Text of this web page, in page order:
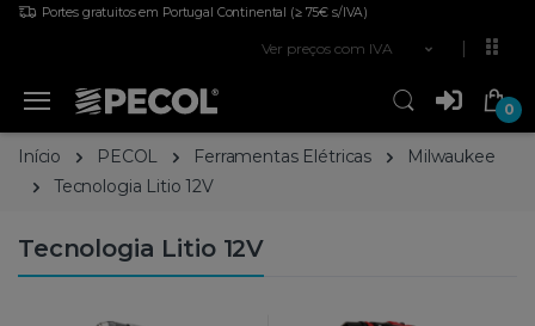
Portes gratuitos em Portugal Continental (≥ 75€ s/IVA)
Ver preços com IVA
0
Início PECOL Ferramentas Elétricas
Milwaukee
Tecnologia Litio 12V
Tecnologia Litio 12V